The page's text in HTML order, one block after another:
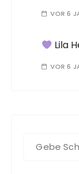
VOR 6
Lila
VOR 6